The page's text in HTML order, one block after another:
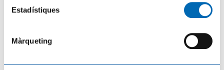
Estadístiques
Màrqueting
Platges, polígons i campanars: els pobles del Camp i l'Ebre es preparen per a